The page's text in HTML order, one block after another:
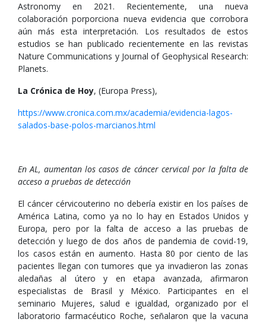
Astronomy en 2021. Recientemente, una nueva
colaboración porporciona nueva evidencia que corrobora
aún más esta interpretación. Los resultados de estos
estudios se han publicado recientemente en las revistas
Nature Communications y Journal of Geophysical Research:
Planets.
La Crónica de Hoy, (Europa Press),
https://www.cronica.com.mx/academia/evidencia-lagos-
salados-base-polos-marcianos.html
En AL, aumentan los casos de cáncer cervical por la falta de
acceso a pruebas de detección
El cáncer cérvicouterino no debería existir en los países de
América Latina, como ya no lo hay en Estados Unidos y
Europa, pero por la falta de acceso a las pruebas de
detección y luego de dos años de pandemia de covid-19,
los casos están en aumento. Hasta 80 por ciento de las
pacientes llegan con tumores que ya invadieron las zonas
aledañas al útero y en etapa avanzada, afirmaron
especialistas de Brasil y México. Participantes en el
seminario Mujeres, salud e igualdad, organizado por el
laboratorio farmacéutico Roche, señalaron que la vacuna